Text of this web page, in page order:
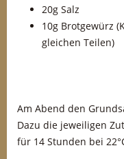
20g Salz
10g Brotgewürz
gleichen Teilen)
Am Abend den
Dazu die jeweiligen
für 14 Stunden bei